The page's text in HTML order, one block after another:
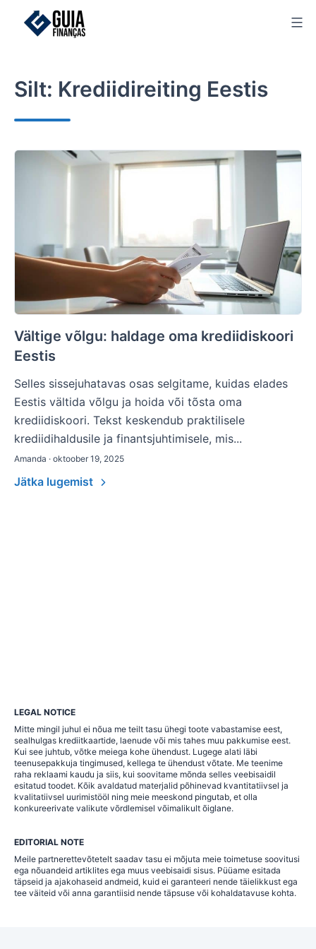
Silt: Krediidireiting Eestis
Vältige võlgu: haldage oma krediidiskoori
Eestis
Selles sissejuhatavas osas selgitame, kuidas elades
Eestis vältida võlgu ja hoida või tõsta oma
krediidiskoori. Tekst keskendub praktilisele
krediidihaldusile ja finantsjuhtimisele, mis...
Amanda · oktoober 19, 2025
Jätka lugemist
LEGAL NOTICE
Mitte mingil juhul ei nõua me teilt tasu ühegi toote vabastamise eest,
sealhulgas krediitkaartide, laenude või mis tahes muu pakkumise eest.
Kui see juhtub, võtke meiega kohe ühendust. Lugege alati läbi
teenusepakkuja tingimused, kellega te ühendust võtate. Me teenime
raha reklaami kaudu ja siis, kui soovitame mõnda selles veebisaidil
esitatud toodet. Kõik avaldatud materjalid põhinevad kvantitatiivsel ja
kvalitatiivsel uurimistööl ning meie meeskond pingutab, et olla
konkureerivate valikute võrdlemisel võimalikult õiglane.
EDITORIAL NOTE
Meile partnerettevõtetelt saadav tasu ei mõjuta meie toimetuse soovitusi
ega nõuandeid artiklites ega muus veebisaidi sisus. Püüame esitada
täpseid ja ajakohaseid andmeid, kuid ei garanteeri nende täielikkust ega
tee väiteid või anna garantiisid nende täpsuse või kohaldatavuse kohta.